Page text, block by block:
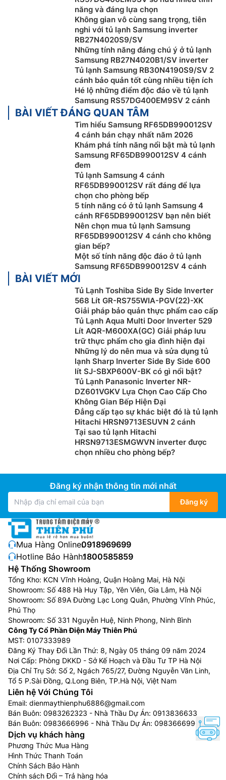
Giải trí đa phương tiện:Thưởng thức chương trình giải
trí yêu thích ngay trong bếp. Với Samsung TV Plus,
bạn hoàn toàn có thể theo dõi các chương trình truyền
hình trực tiếp. Tính năng TapView cho phép sao chép
màn hình điện thoại lên tủ lạnh Samsung 636 Lít
RF65DB990012SV chỉ với một chạm vào cạnh của tủ
lạnh. Bạn còn có thể xem YouTube, nghe nhạc trên
một số ứng dụng, hoặc nghe đài phát thanh.
Gallery ảnh & lịch trình:Thêm nhiều cách hơn để kết
nối và chia sẻ với gia đình. Bạn có thể chia sẻ trực tiếp
thông tin, tin nhắn; để lại ghi chú, danh sách công việc,
hướng dẫn, lịch trình, hoặc trình chiếu bất kỳ hình ảnh
nào với Google Photos.
Gợi ý công thức nấu ăn:Bạn không còn phải suy nghĩ
hôm nay nấu món gì vì đã có SmartThings Food* gợi ý
công thức nấu ăn với hướng dẫn dễ làm theo và có
thể gửi cài đặt phù hợp đến thiết bị nấu ăn của bạn.
Điều khiển thông minh SmartThings:Ứng dụng
SmartThings cho phép bạn dễ dàng điều khiển các
thiết bị thông minh. Với SmartThings Home, bạn có thể
theo dõi mức tiêu thụ năng lượng và lượng khí thải
carbon của các thiết bị. Tích hợp Google Nest cho
phép bạn kiểm tra Ring Doorbell xem ai đang đợi cửa.
Bảo mật IoT an toàn dữ liệu cá nhân:Tận hưởng sự an
tâm với bảo mật IoT. Tủ lạnh Bespoke AI Family Hub™+
được bảo vệ bởi Knox Matrix, một hệ thống giám sát
lẫn nhau của các thiết bị thông minh dựa trên công
nghệ blockchain. Đây cũng là thiết bị gia dụng đầu
tiên đạt xếp hạng ‘Kim cương’ trong quá trình xác
minh bảo mật IoT của UL Solutions.
Công nghệ AI Vision Inside
Tủ lạnh Samsung Bespoke RF65DB990012SV được
trang bị công nghệ AI Vision Inside sử dụng camera
bên trong để nhận diện các loại thực phẩm tươi sống
được đưa vào và lấy ra khỏi tủ, giúp bạn quản lý danh
thực phẩm đang có trong tủ lạnh, nhận gợi ý công
thức nấu ăn hoặc quản lý hạn sử dụng của thực phẩm.
3 dàn lạnh độc lập
Tủ lạnh Samsung multi doorRF65DB990012SV được
trang bị hệ thống 3 dàn lạnh độc lập cung cấp khí lạnh
riêng biệt cho 3 ngăn tủ, nhờ đó duy trì nhiệt độ và độ
ẩm tối ưu trong mỗi ngăn, giữ thực phẩm tươi lâu và
không bị lẫn mùi.
năng và đáng lựa chọn
Không gian vô cùng sang trọng, tiên
nghi với tủ lạnh Samsung inverter
RB27N4020S9/SV
Những tính năng đáng chú ý ở tủ lạnh
Samsung RB27N4020B1/SV inverter
Tủ lạnh Samsung RB30N4190S9/SV 2
cánh bảo quản tốt cùng nhiều tiện ích
Hé lộ những điểm độc đáo về tủ lạnh
Samsung RS57DG400EM9SV 2 cánh
BÀI VIẾT ĐÁNG QUAN TÂM
Tìm hiểu Samsung RF65DB990012SV
4 cánh bán chạy nhất năm 2026
Khám phá tính năng nổi bật mà tủ lạnh
Samsung RF65DB990012SV 4 cánh
đem
Tủ lạnh Samsung 4 cánh
RF65DB990012SV rất đáng để lựa
chọn cho phòng bếp
5 tính năng có ở tủ lạnh Samsung 4
cánh RF65DB990012SV bạn nên biết
Nên chọn mua tủ lạnh Samsung
RF65DB990012SV 4 cánh cho không
gian bếp?
Một số tính năng độc đáo ở tủ lạnh
Samsung RF65DB990012SV 4 cánh
BÀI VIẾT MỚI
Tủ Lạnh Toshiba Side By Side Inverter
568 Lít GR-RS755WIA-PGV(22)-XK
Giải pháp bảo quản thực phẩm cao cấp
Tủ Lạnh Aqua Multi Door Inverter 529
Lít AQR-M600XA(GC) Giải pháp lưu
trữ thực phẩm cho gia đình hiện đại
Những lý do nên mua và sửa dụng tủ
lạnh Sharp Inverter Side By Side 600
lít SJ-SBXP600V-BK có gì nổi bật?
Tủ Lạnh Panasonic Inverter NR-
DZ601VGKV Lựa Chọn Cao Cấp Cho
Không Gian Bếp Hiện Đại
Đẳng cấp tạo sự khác biệt đó là tủ lạnh
Hitachi HRSN9713ESUVN 2 cánh
Tại sao tủ lạnh Hitachi
HRSN9713ESMGWVN inverter được
chọn nhiều cho phòng bếp?
Đăng ký nhận thông tin mới nhất
Đăng ký
Mua Hàng Online:0918969699
Hotline Bảo Hành:1800585859
Hệ Thống Showroom
Tổng Kho: KCN Vĩnh Hoàng, Quận Hoàng Mai, Hà Nội
Showroom: Số 488 Hà Huy Tập, Yên Viên, Gia Lâm, Hà Nội
Showroom: Số 89A Đường Lạc Long Quân, Phường Vĩnh Phúc,
Phú Thọ
Showroom: Số 331 Nguyễn Huệ, Ninh Phong, Ninh Bình
Công Ty Cổ Phần Điện Máy Thiên Phú
MST: 0107333989
Đăng Ký Thay Đổi Lần Thứ: 8, Ngày 05 tháng 09 năm 2024
Nơi Cấp: Phòng DKKD - Sở Kế Hoạch và Đầu Tư TP Hà Nội
Địa Chỉ Trụ Sở: Số 2, Ngách 765/27, Đường Nguyễn Văn Linh,
Tổ 5 P.Sài Đồng, Q.Long Biên, TP.Hà Nội, Việt Nam
Liên hệ Với Chúng Tôi
Email: dienmaythienphu6886@gmail.com
Bán Buôn: 0983262323 - Nhà Thầu Dự Án: 0913836633
Bán Buôn: 0983666996 - Nhà Thầu Dự Án: 0983666996
Dịch vụ khách hàng
Phương Thức Mua Hàng
Hình Thức Thanh Toán
Chính Sách Bảo Hành
Chính sách Đổi – Trả hàng hóa